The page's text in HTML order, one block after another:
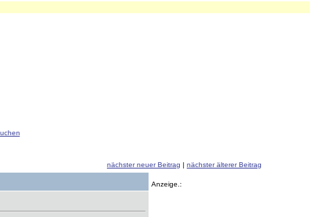
nächster neuer Beitrag | nächster älterer Beitrag
Anzeige.: